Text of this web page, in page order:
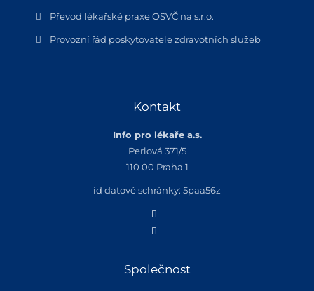
Převod lékařské praxe OSVČ na s.r.o.
Provozní řád poskytovatele zdravotních služeb
Kontakt
Info pro lékaře a.s.
Perlová 371/5
110 00 Praha 1
id datové schránky: 5paa56z
Společnost